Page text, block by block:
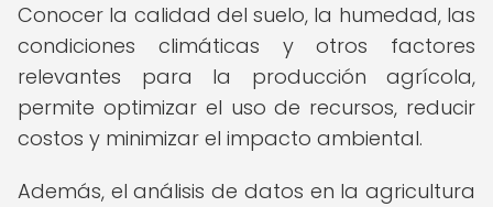
Conocer la calidad del suelo, la humedad, las
condiciones climáticas y otros factores
relevantes para la producción agrícola,
permite optimizar el uso de recursos, reducir
costos y minimizar el impacto ambiental.
Además, el análisis de datos en la agricultura